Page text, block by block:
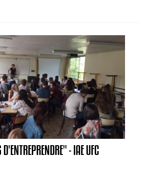
D'ENTREPRENDRE" - IAE UFC